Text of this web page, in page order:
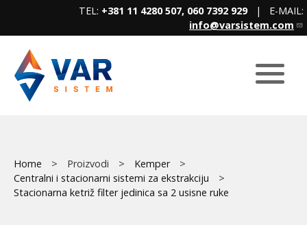
content
TEL: +381 11 4280 507, 060 7392 929| E-MAIL:
info@varsistem.com
Main
menu
Breadcrumb
Home Proizvodi
Kemper
Centralni i stacionarni sistemi za ekstrakciju
Stacionarna ketriž filter jedinica sa 2 usisne ruke